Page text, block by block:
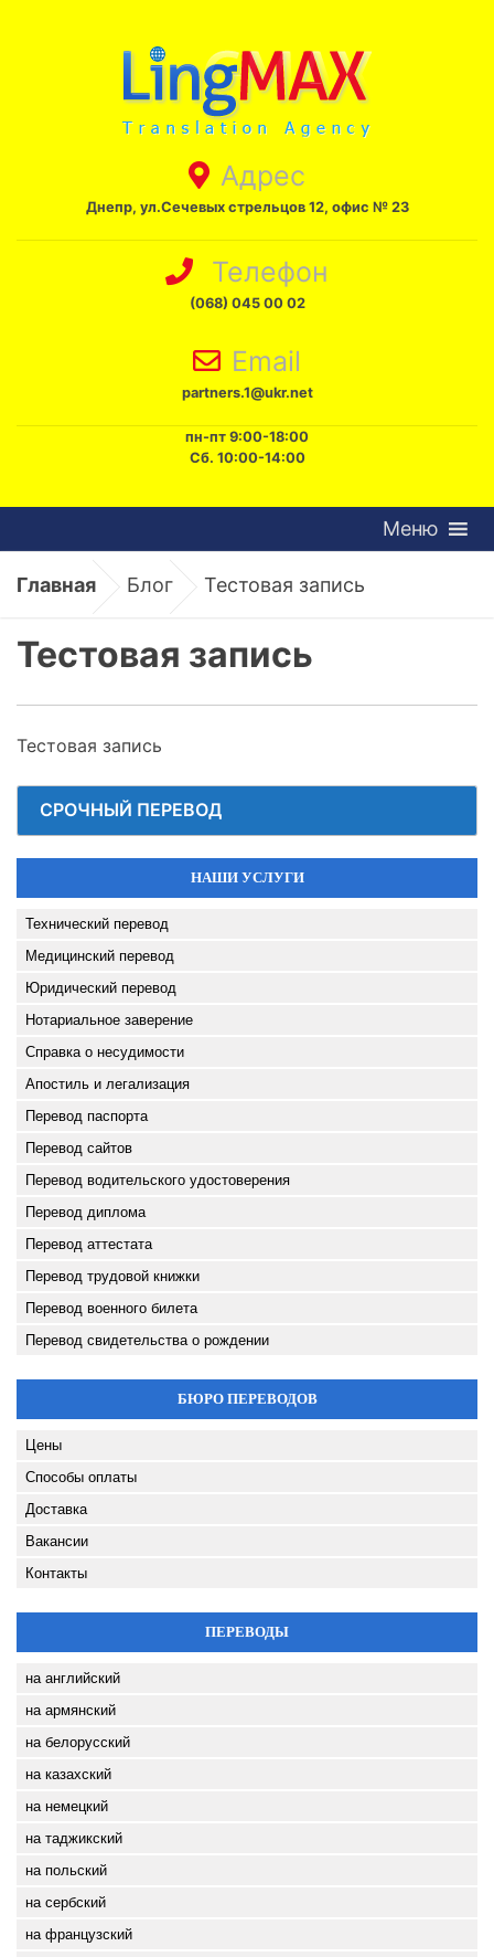
Адрес
Днепр, ул.Сечевых стрельцов 12, офис № 23
Телефон
(068) 045 00 02
Email
partners.1@ukr.net
пн-пт 9:00-18:00
Сб. 10:00-14:00
Меню
Главная Блог Тестовая запись
Тестовая запись
Тестовая запись
СРОЧНЫЙ ПЕРЕВОД
НАШИ УСЛУГИ
Технический перевод
Медицинский перевод
Юридический перевод
Нотариальное заверение
Справка о несудимости
Апостиль и легализация
Перевод паспорта
Перевод сайтов
Перевод водительского удостоверения
Перевод диплома
Перевод аттестата
Перевод трудовой книжки
Перевод военного билета
Перевод свидетельства о рождении
БЮРО ПЕРЕВОДОВ
Цены
Способы оплаты
Доставка
Вакансии
Контакты
ПЕРЕВОДЫ
на английский
на армянский
на белорусский
на казахский
на немецкий
на таджикский
на польский
на сербский
на французский